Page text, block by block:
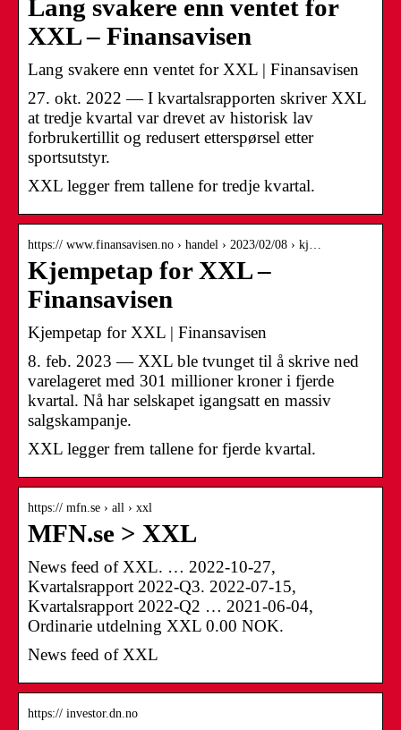
Lang svakere enn ventet for
XXL – Finansavisen
Lang svakere enn ventet for XXL | Finansavisen
27. okt. 2022 — I kvartalsrapporten skriver XXL
at tredje kvartal var drevet av historisk lav
forbrukertillit og redusert etterspørsel etter
sportsutstyr.
XXL legger frem tallene for tredje kvartal.
https:// www.finansavisen.no › handel › 2023/02/08 › kj…
Kjempetap for XXL –
Finansavisen
Kjempetap for XXL | Finansavisen
8. feb. 2023 — XXL ble tvunget til å skrive ned
varelageret med 301 millioner kroner i fjerde
kvartal. Nå har selskapet igangsatt en massiv
salgskampanje.
XXL legger frem tallene for fjerde kvartal.
https:// mfn.se › all › xxl
MFN.se > XXL
News feed of XXL. … 2022-10-27,
Kvartalsrapport 2022-Q3. 2022-07-15,
Kvartalsrapport 2022-Q2 … 2021-06-04,
Ordinarie utdelning XXL 0.00 NOK.
News feed of XXL
https:// investor.dn.no